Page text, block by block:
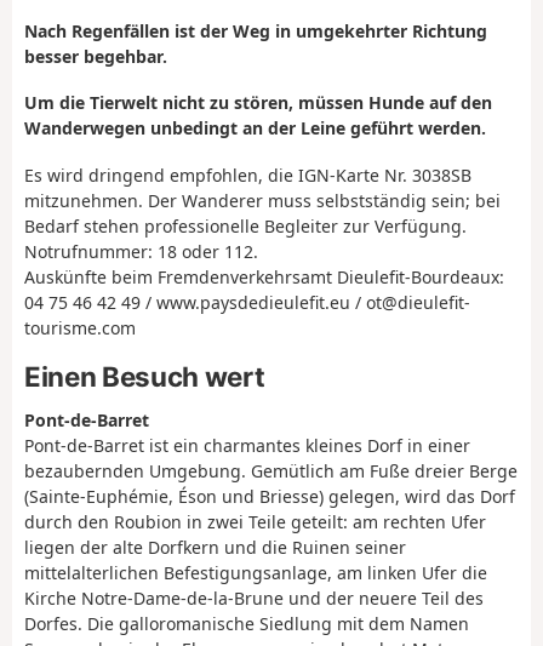
Nach Regenfällen ist der Weg in umgekehrter Richtung
besser begehbar.
Um die Tierwelt nicht zu stören, müssen Hunde auf den
Wanderwegen unbedingt an der Leine geführt werden.
Es wird dringend empfohlen, die IGN-Karte Nr. 3038SB
mitzunehmen. Der Wanderer muss selbstständig sein; bei
Bedarf stehen professionelle Begleiter zur Verfügung.
Notrufnummer: 18 oder 112.
Auskünfte beim Fremdenverkehrsamt Dieulefit-Bourdeaux:
04 75 46 42 49 / www.paysdedieulefit.eu / ot@dieulefit-
tourisme.com
Einen Besuch wert
Pont-de-Barret
Pont-de-Barret ist ein charmantes kleines Dorf in einer
bezaubernden Umgebung. Gemütlich am Fuße dreier Berge
(Sainte-Euphémie, Éson und Briesse) gelegen, wird das Dorf
durch den Roubion in zwei Teile geteilt: am rechten Ufer
liegen der alte Dorfkern und die Ruinen seiner
mittelalterlichen Befestigungsanlage, am linken Ufer die
Kirche Notre-Dame-de-la-Brune und der neuere Teil des
Dorfes. Die galloromanische Siedlung mit dem Namen